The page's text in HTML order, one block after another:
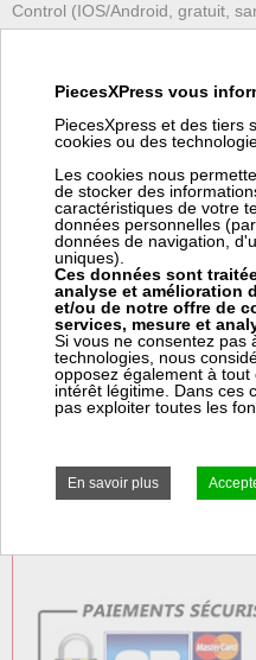
Control (IOS/Android, gratuit,
voix (Siri d'Apple, Alexa
bois, électrique et les pompes à
+ d'informations sur l'article
Prix:
245,00 € HT
294,00 € TTC
en stock
Frais Colissimo TTC : 7,50 €
PiecesXPress vous
PiecesXpress et des tiers
cookies ou des
Les cookies nous
de stocker des
caractéristiques de votre
données personnelles
données de navigation,
uniques).
Ces données sont
analyse et amélioration
et/ou de notre offre de
services, mesure et
Si vous ne consentez pas
technologies, nous
opposez également à
intérêt légitime. Dans ces
pas exploiter toutes les